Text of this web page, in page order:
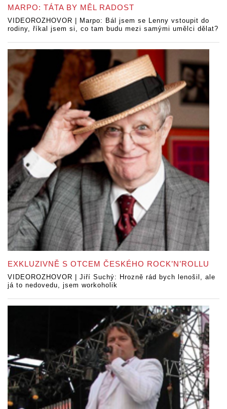
MARPO: TÁTA BY MĚL RADOST
VIDEOROZHOVOR | Marpo: Bál jsem se Lenny vstoupit do
rodiny, říkal jsem si, co tam budu mezi samými umělci dělat?
EXKLUZIVNĚ S OTCEM ČESKÉHO ROCK’N’ROLLU
VIDEOROZHOVOR | Jiří Suchý: Hrozně rád bych lenošil, ale
já to nedovedu, jsem workoholik